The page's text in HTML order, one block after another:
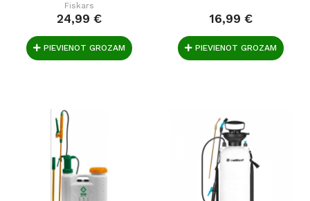
Fiskars
24,99 €
PIEVIENOT GROZAM
16,99 €
PIEVIENOT GROZAM